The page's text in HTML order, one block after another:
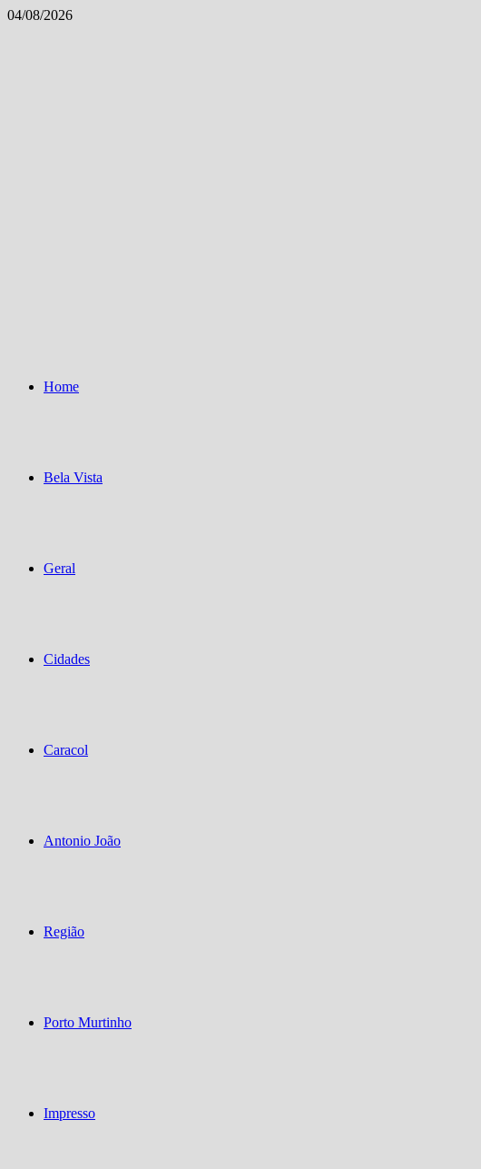
Skip
04/08/2026
Home
Bela Vista
Geral
Cidades
Caracol
Antonio João
Região
Porto Murtinho
Impresso